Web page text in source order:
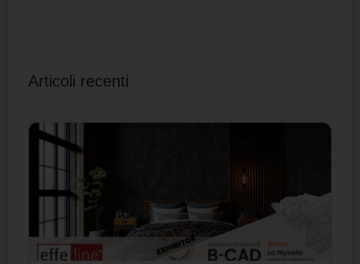
Articoli recenti